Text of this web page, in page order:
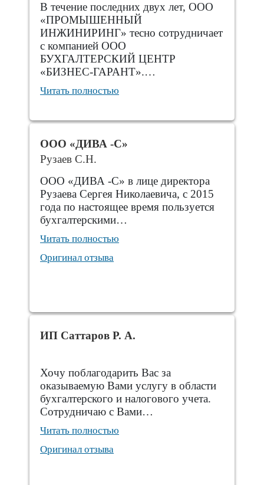
В течение последних двух лет, ООО
«ПРОМЫШЕННЫЙ
ИНЖИНИРИНГ» тесно сотрудничает
с компанией ООО
БУХГАЛТЕРСКИЙ ЦЕНТР
«БИЗНЕС-ГАРАНТ».…
Читать полностью
ООО «ДИВА -С»
Рузаев С.Н.
ООО «ДИВА -С» в лице директора
Рузаева Сергея Николаевича, с 2015
года по настоящее время пользуется
бухгалтерскими…
Читать полностью
Оригинал отзыва
ИП Саттаров Р. А.
Хочу поблагодарить Вас за
оказываемую Вами услугу в области
бухгалтерского и налогового учета.
Сотрудничаю с Вами…
Читать полностью
Оригинал отзыва